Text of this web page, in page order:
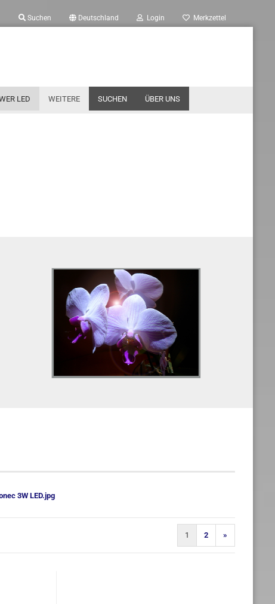
Suchen Deutschland Login Merkzettel
LED SUCHEN ÜBER UNS
WEITERE
3W LED.jpg
1 2 »